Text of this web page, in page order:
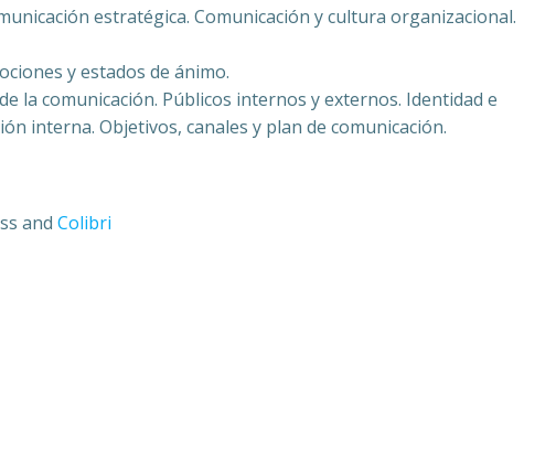
estratégica. Comunicación y cultura organizacional.
y estados de ánimo.
la comunicación. Públicos internos y externos. Identidad e
interna. Objetivos, canales y plan de comunicación.
and Colibri